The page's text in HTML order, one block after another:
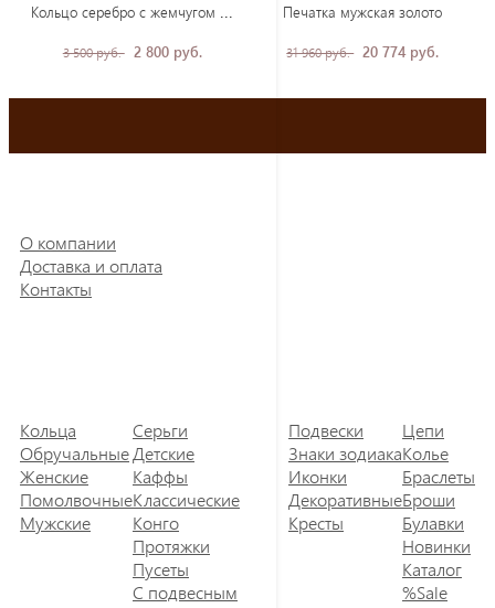
3 500 руб. 2 800 руб.
Печатка мужская золото
31 960 руб. 20 774 руб.
О компании
Доставка и оплата
Контакты
Кольца
Обручальные
Женские
Помолвочные
Мужские
Серьги
Детские
Каффы
Классические
Конго
Протяжки
Пусеты
С подвесным
Подвески
Знаки зодиака
Иконки
Декоративные
Кресты
Цепи
Колье
Браслеты
Броши
Булавки
Новинки
Каталог
%Sale